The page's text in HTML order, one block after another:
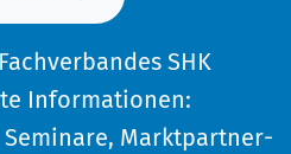
SHK
Informationen:
Marktpartner-